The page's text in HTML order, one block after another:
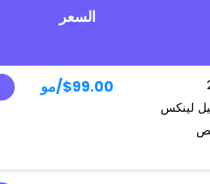
السعر
لينكس
$99.00/مو